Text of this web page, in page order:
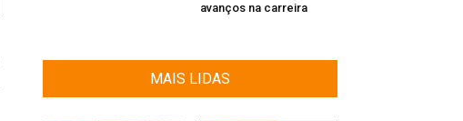
avanços na carreira
MAIS LIDAS